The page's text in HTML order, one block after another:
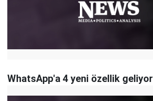
WhatsApp'a 4 yeni özellik geliyor